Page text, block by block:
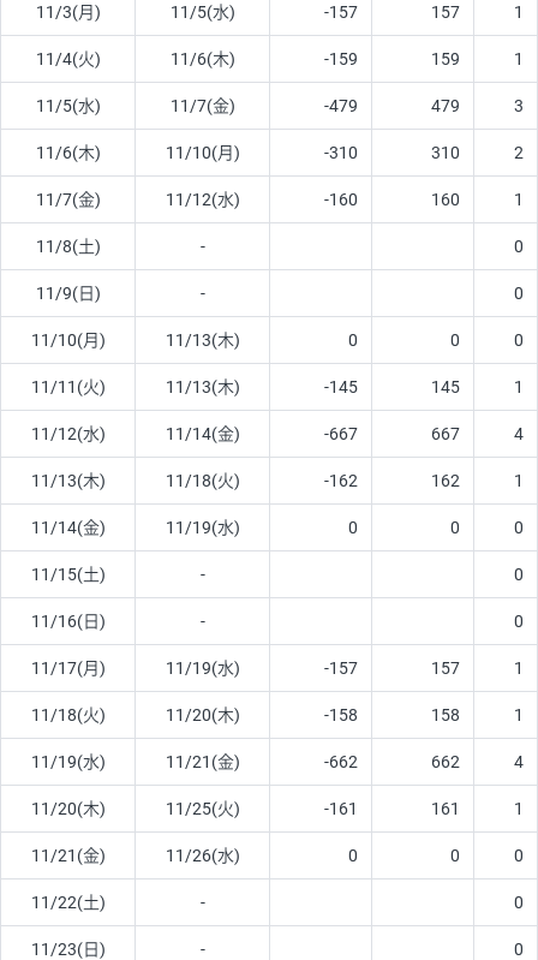
11/3(月) 11/5(水) -157 157 1
11/4(火) 11/6(木) -159 159 1
11/5(水) 11/7(金) -479 479 3
11/6(木) 11/10(月) -310 310 2
11/7(金) 11/12(水) -160 160 1
11/8(土) - 0
11/9(日) - 0
11/10(月) 11/13(木) 0 0 0
11/11(火) 11/13(木) -145 145 1
11/12(水) 11/14(金) -667 667 4
11/13(木) 11/18(火) -162 162 1
11/14(金) 11/19(水) 0 0 0
11/15(土) - 0
11/16(日) - 0
11/17(月) 11/19(水) -157 157 1
11/18(火) 11/20(木) -158 158 1
11/19(水) 11/21(金) -662 662 4
11/20(木) 11/25(火) -161 161 1
11/21(金) 11/26(水) 0 0 0
11/22(土) - 0
11/23(日) - 0